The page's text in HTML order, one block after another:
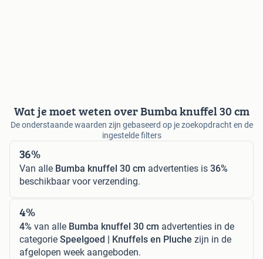
Wat je moet weten over Bumba knuffel 30 cm
De onderstaande waarden zijn gebaseerd op je zoekopdracht en de
ingestelde filters
36%
Van alle Bumba knuffel 30 cm advertenties is 36%
beschikbaar voor verzending.
4%
4% van alle Bumba knuffel 30 cm advertenties in de
categorie Speelgoed | Knuffels en Pluche zijn in de
afgelopen week aangeboden.